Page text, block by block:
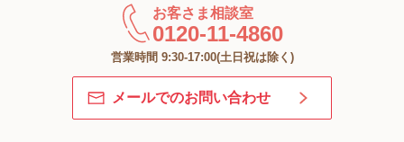
お客さま相談室
0120-11-4860
営業時間 9:30-17:00(土日祝は除く)
メールでのお問い合わせ